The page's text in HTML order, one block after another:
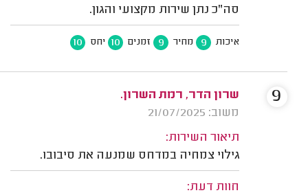
סה"כ נתן שירות מקצועי והגון.
איכות 9 מחיר 9 זמנים 10 יחס 10
שרון הדר, רמת השרון.
משוב: 21/07/2025
תיאור השירות:
גילוי צמחיה במדחס שמנעה את סיבובו.
חוות דעת:
9